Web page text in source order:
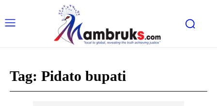
Tag: Pidato bupati